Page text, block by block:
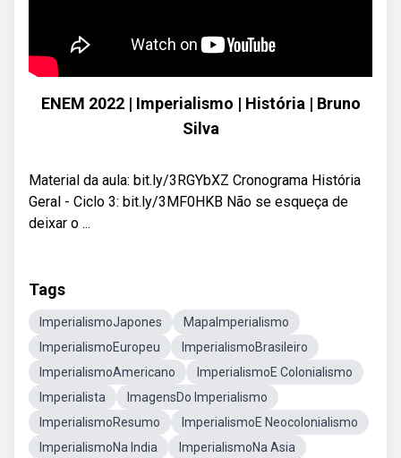
ENEM 2022 | Imperialismo | História | Bruno
Silva
Material da aula: bit.ly/3RGYbXZ Cronograma História
Geral - Ciclo 3: bit.ly/3MF0HKB Não se esqueça de
deixar o ...
Tags
ImperialismoJapones
MapaImperialismo
ImperialismoEuropeu
ImperialismoBrasileiro
ImperialismoAmericano
ImperialismoE Colonialismo
Imperialista
ImagensDo Imperialismo
ImperialismoResumo
ImperialismoE Neocolonialismo
ImperialismoNa India
ImperialismoNa Asia